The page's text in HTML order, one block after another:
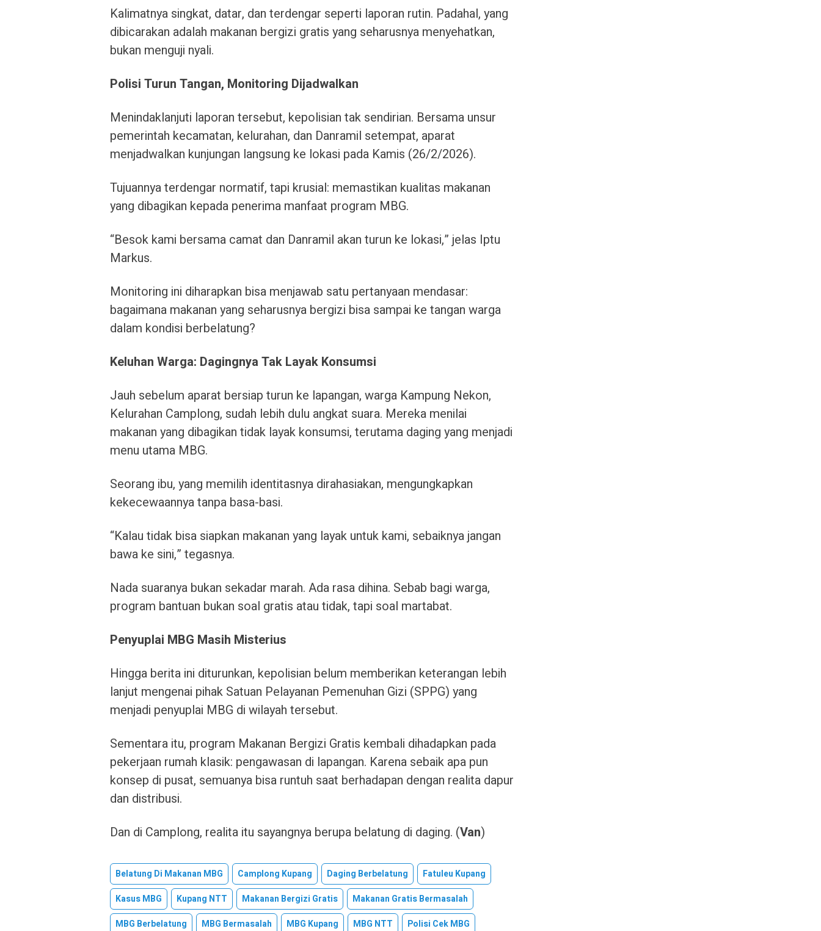
Kalimatnya singkat, datar, dan terdengar seperti laporan rutin. Padahal, yang
dibicarakan adalah makanan bergizi gratis yang seharusnya menyehatkan,
bukan menguji nyali.
Polisi Turun Tangan, Monitoring Dijadwalkan
Menindaklanjuti laporan tersebut, kepolisian tak sendirian. Bersama unsur
pemerintah kecamatan, kelurahan, dan Danramil setempat, aparat
menjadwalkan kunjungan langsung ke lokasi pada Kamis (26/2/2026).
Tujuannya terdengar normatif, tapi krusial: memastikan kualitas makanan
yang dibagikan kepada penerima manfaat program MBG.
“Besok kami bersama camat dan Danramil akan turun ke lokasi,” jelas Iptu
Markus.
Monitoring ini diharapkan bisa menjawab satu pertanyaan mendasar:
bagaimana makanan yang seharusnya bergizi bisa sampai ke tangan warga
dalam kondisi berbelatung?
Keluhan Warga: Dagingnya Tak Layak Konsumsi
Jauh sebelum aparat bersiap turun ke lapangan, warga Kampung Nekon,
Kelurahan Camplong, sudah lebih dulu angkat suara. Mereka menilai
makanan yang dibagikan tidak layak konsumsi, terutama daging yang menjadi
menu utama MBG.
Seorang ibu, yang memilih identitasnya dirahasiakan, mengungkapkan
kekecewaannya tanpa basa-basi.
“Kalau tidak bisa siapkan makanan yang layak untuk kami, sebaiknya jangan
bawa ke sini,” tegasnya.
Nada suaranya bukan sekadar marah. Ada rasa dihina. Sebab bagi warga,
program bantuan bukan soal gratis atau tidak, tapi soal martabat.
Penyuplai MBG Masih Misterius
Hingga berita ini diturunkan, kepolisian belum memberikan keterangan lebih
lanjut mengenai pihak Satuan Pelayanan Pemenuhan Gizi (SPPG) yang
menjadi penyuplai MBG di wilayah tersebut.
Sementara itu, program Makanan Bergizi Gratis kembali dihadapkan pada
pekerjaan rumah klasik: pengawasan di lapangan. Karena sebaik apa pun
konsep di pusat, semuanya bisa runtuh saat berhadapan dengan realita dapur
dan distribusi.
Dan di Camplong, realita itu sayangnya berupa belatung di daging. (Van)
Belatung Di Makanan MBG Camplong Kupang Daging Berbelatung
Fatuleu Kupang
Kasus MBG
Kupang NTT Makanan Bergizi Gratis
Makanan Gratis Bermasalah
MBG Berbelatung
MBG Bermasalah MBG Kupang MBG NTT
Polisi Cek MBG